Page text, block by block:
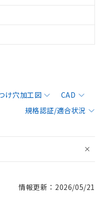
け穴加工図
CAD
規格認証/適合状況
情報更新：2026/05/21